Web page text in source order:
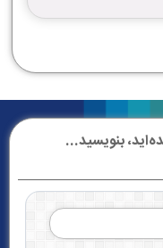
بنویسید...